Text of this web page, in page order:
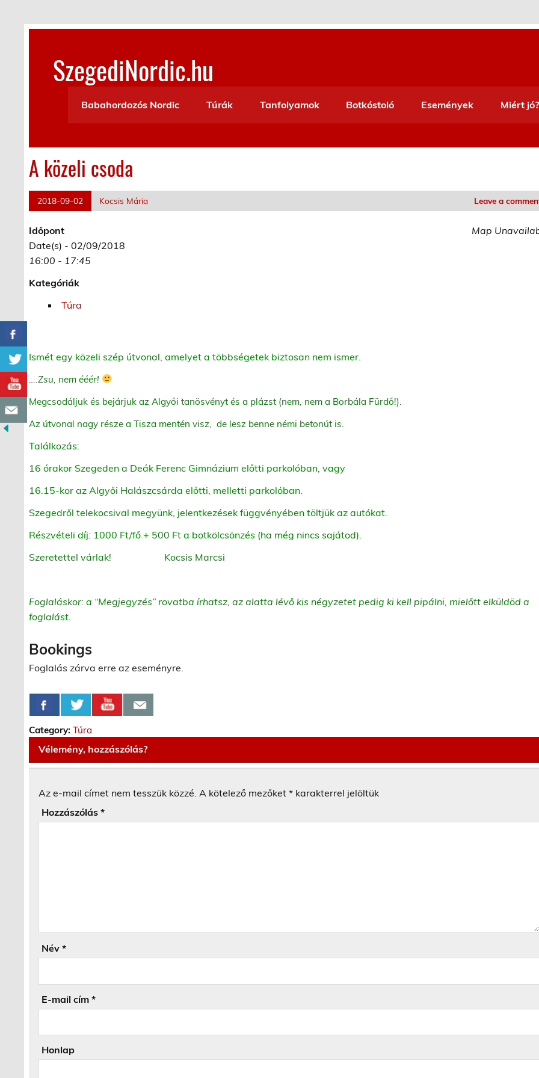
content
SzegediNordic.hu
Babahordozós Nordic
Túrák Tanfolyamok Botkóstoló Események Miért jó?
A közeli csoda
2018-09-02 Kocsis Mária Leave a
Map
Időpont
Date(s) - 02/09/2018
16:00 - 17:45
Kategóriák
Túra
Ismét egy közeli szép útvonal, amelyet a többségetek biztosan nem ismer.
….Zsu, nem ééér!
Megcsodáljuk és bejárjuk az Algyői tanösvényt és a plázst (nem, nem a Borbála Fürdő!).
Az útvonal nagy része a Tisza mentén visz, de lesz benne némi betonút is.
Találkozás:
16 órakor Szegeden a Deák Ferenc Gimnázium előtti parkolóban, vagy
16.15-kor az Algyői Halászcsárda előtti, melletti parkolóban.
Szegedről telekocsival megyünk, jelentkezések függvényében töltjük az autókat.
Részvételi díj: 1000 Ft/fő + 500 Ft a botkölcsönzés (ha még nincs sajátod).
Szeretettel várlak! Kocsis Marcsi
Foglaláskor: a “Megjegyzés” rovatba írhatsz, az alatta lévő kis négyzetet pedig ki kell pipálni, mielőtt elküldöd a
foglalást.
Bookings
Foglalás zárva erre az eseményre.
Category:Túra
Vélemény, hozzászólás?
Az e-mail címet nem tesszük közzé. A kötelező mezőket* karakterrel jelöltük
Hozzászólás*
Név*
E-mail cím*
Honlap